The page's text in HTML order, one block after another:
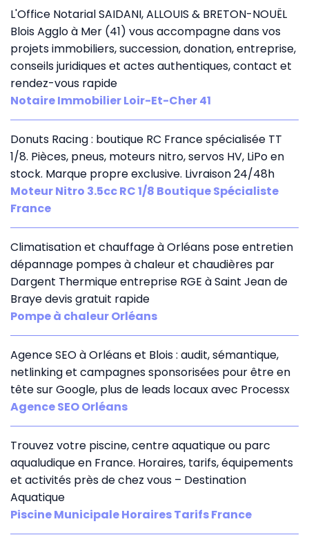
L'Office Notarial SAIDANI, ALLOUIS & BRETON-NOUËL
Blois Agglo à Mer (41) vous accompagne dans vos
projets immobiliers, succession, donation, entreprise,
conseils juridiques et actes authentiques, contact et
rendez-vous rapide
Notaire Immobilier Loir-Et-Cher 41
Donuts Racing : boutique RC France spécialisée TT
1/8. Pièces, pneus, moteurs nitro, servos HV, LiPo en
stock. Marque propre exclusive. Livraison 24/48h
Moteur Nitro 3.5cc RC 1/8 Boutique Spécialiste
France
Climatisation et chauffage à Orléans pose entretien
dépannage pompes à chaleur et chaudières par
Dargent Thermique entreprise RGE à Saint Jean de
Braye devis gratuit rapide
Pompe à chaleur Orléans
Agence SEO à Orléans et Blois : audit, sémantique,
netlinking et campagnes sponsorisées pour être en
tête sur Google, plus de leads locaux avec Processx
Agence SEO Orléans
Trouvez votre piscine, centre aquatique ou parc
aqualudique en France. Horaires, tarifs, équipements
et activités près de chez vous – Destination
Aquatique
Piscine Municipale Horaires Tarifs France